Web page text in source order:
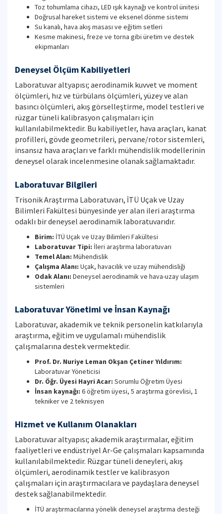
Toz tohumlama cihazı, LED ışık kaynağı ve kontrol ünitesi
Doğrusal hareket sistemi ve eksenel dönme sistemi
Su kanalı, hava akış masası ve eğitim setleri
Kesme makinesi, freze ve torna gibi üretim ve destek
ekipmanları
Deneysel Ölçüm Kabiliyetleri
Laboratuvar altyapısı; aerodinamik kuvvet ve moment
ölçümleri, hız ve türbülans ölçümleri, yüzey ve alan
basıncı ölçümleri, akış görselleştirme, model testleri ve
rüzgar tüneli kalibrasyon çalışmaları için
kullanılabilmektedir. Bu kabiliyetler, hava araçları, kanat
profilleri, gövde geometrileri, pervane/rotor sistemleri,
insansız hava araçları ve farklı mühendislik modellerinin
deneysel olarak incelenmesine olanak sağlamaktadır.
Laboratuvar Bilgileri
Trisonik Araştırma Laboratuvarı, İTÜ Uçak ve Uzay
Bilimleri Fakültesi bünyesinde yer alan ileri araştırma
odaklı bir deneysel aerodinamik laboratuvarıdır.
Birim: İTÜ Uçak ve Uzay Bilimleri Fakültesi
Laboratuvar Tipi: İleri araştırma laboratuvarı
Temel Alan: Mühendislik
Çalışma Alanı: Uçak, havacılık ve uzay mühendisliği
Odak Alanı: Deneysel aerodinamik ve hava-uzay ulaşım
sistemleri
Laboratuvar Yönetimi ve İnsan Kaynağı
Laboratuvar, akademik ve teknik personelin katkılarıyla
araştırma, eğitim ve uygulamalı mühendislik
çalışmalarına destek vermektedir.
Prof. Dr. Nuriye Leman Okşan Çetiner Yıldırım:
Laboratuvar Yöneticisi
Dr. Öğr. Üyesi Hayri Acar: Sorumlu Öğretim Üyesi
İnsan kaynağı: 6 öğretim üyesi, 5 araştırma görevlisi, 1
tekniker ve 2 teknisyen
Hizmet ve Kullanım Olanakları
Laboratuvar altyapısı; akademik araştırmalar, eğitim
faaliyetleri ve endüstriyel Ar-Ge çalışmaları kapsamında
kullanılabilmektedir. Rüzgar tüneli deneyleri, akış
ölçümleri, aerodinamik testler ve kalibrasyon
çalışmaları için araştırmacılara ve paydaşlara deneysel
destek sağlanabilmektedir.
İTÜ araştırmacılarına yönelik deneysel araştırma desteği